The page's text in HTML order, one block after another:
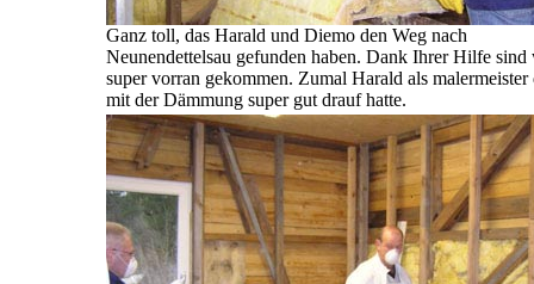
Ganz toll, das Harald und Diemo den Weg nach
Neunendettelsau gefunden haben. Dank Ihrer Hilfe sind
super vorran gekommen. Zumal Harald als malermeister
mit der Dämmung super gut drauf hatte.